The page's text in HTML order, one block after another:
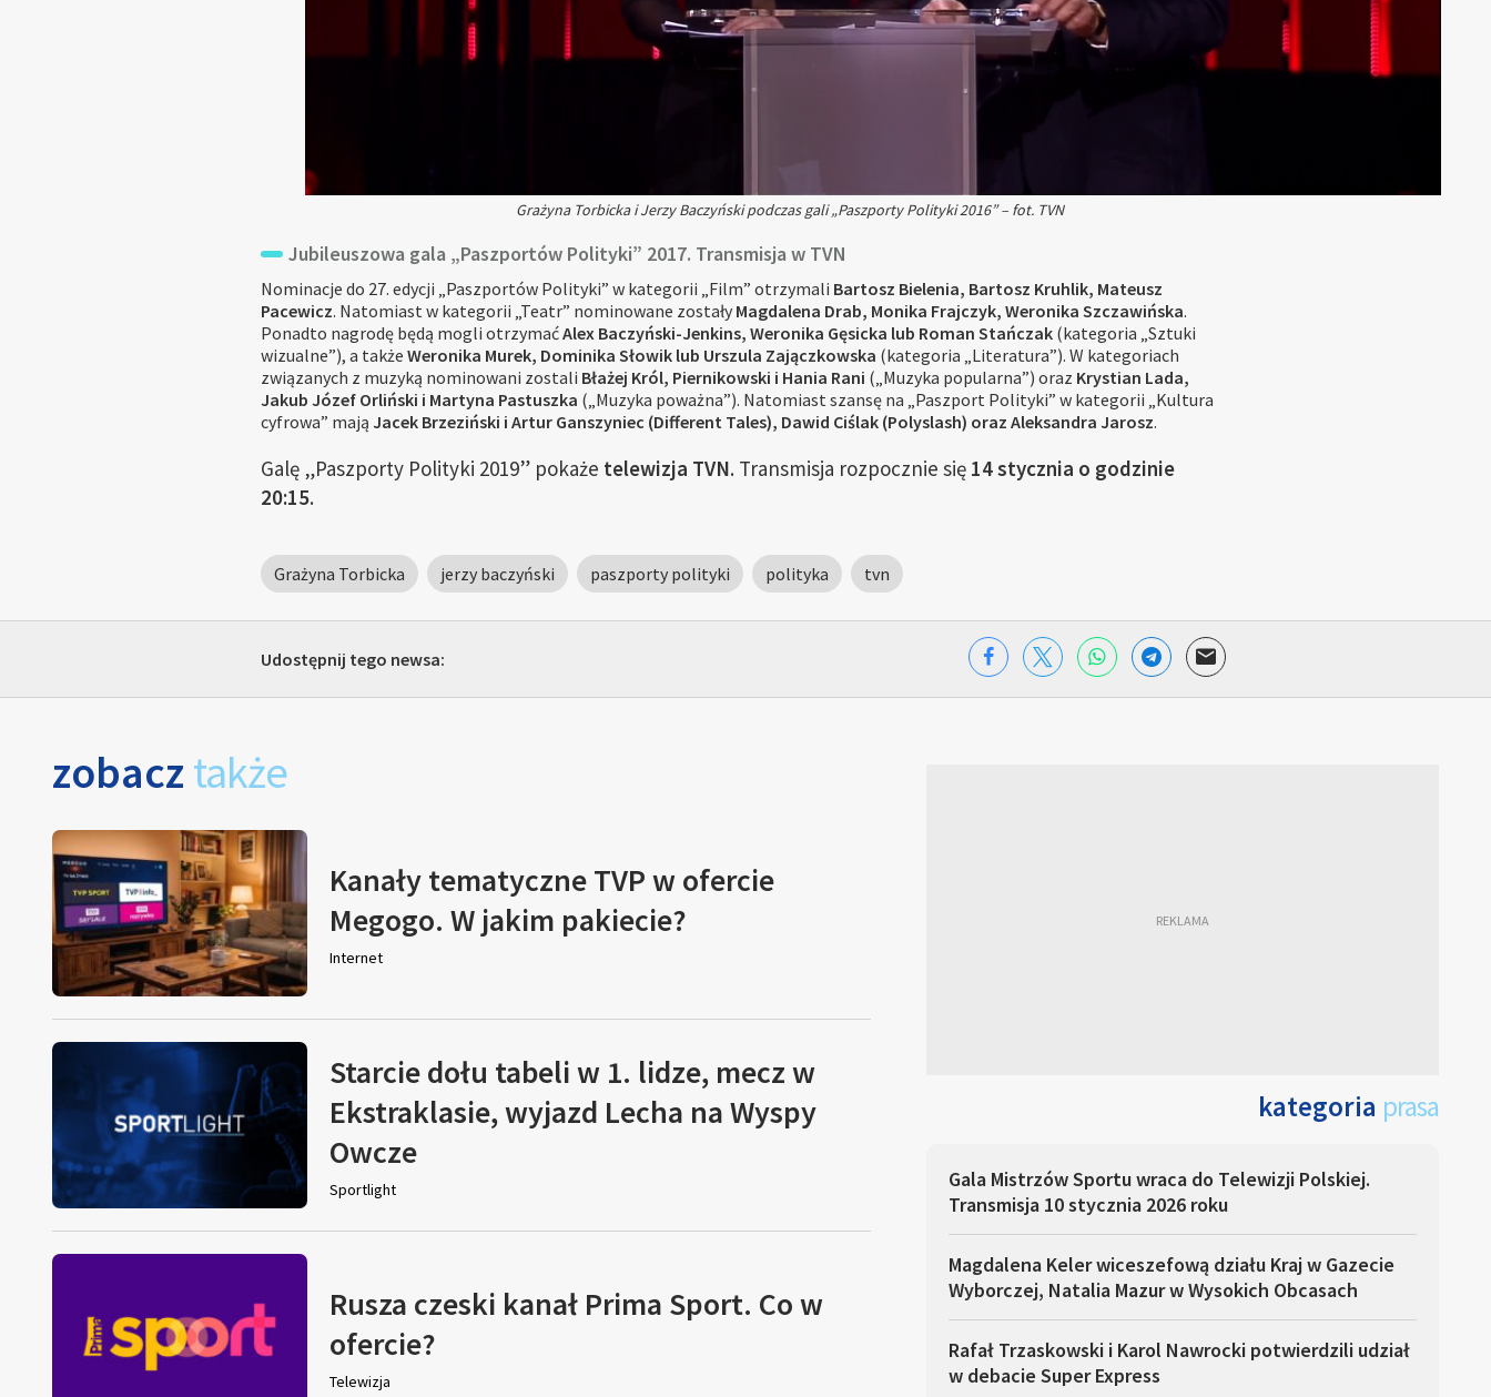
Grażyna Torbicka i Jerzy Baczyński podczas gali „Paszporty Polityki 2016” – fot. TVN
Jubileuszowa gala „Paszportów Polityki” 2017. Transmisja w TVN
Nominacje do 27. edycji „Paszportów Polityki” w kategorii „Film” otrzymali Bartosz Bielenia, Bartosz Kruhlik, Mateusz
Pacewicz. Natomiast w kategorii „Teatr” nominowane zostały Magdalena Drab, Monika Frajczyk, Weronika Szczawińska.
Ponadto nagrodę będą mogli otrzymaćAlex Baczyński-Jenkins, Weronika Gęsicka lub Roman Stańczak(kategoria „Sztuki
wizualne”), a także Weronika Murek, Dominika Słowik lub Urszula Zajączkowska (kategoria „Literatura”). W kategoriach
związanych z muzyką nominowani zostali Błażej Król, Piernikowski i Hania Rani („Muzyka popularna”) oraz Krystian Lada,
Jakub Józef Orliński i Martyna Pastuszka („Muzyka poważna”). Natomiast szansę na „Paszport Polityki” w kategorii „Kultura
cyfrowa” mają Jacek Brzeziński i Artur Ganszyniec (Different Tales), Dawid Ciślak (Polyslash) oraz Aleksandra Jarosz.
Galę „Paszporty Polityki 2019” pokaże telewizja TVN. Transmisja rozpocznie się 14 stycznia o godzinie
20:15.
Grażyna Torbicka jerzy baczyński paszporty polityki polityka tvn
Udostępnij tego newsa:
zobacz także
Kanały tematyczne TVP w ofercie
Megogo. W jakim pakiecie?
Internet
Starcie dołu tabeli w 1. lidze, mecz w
Ekstraklasie, wyjazd Lecha na Wyspy
Owcze
Sportlight
Rusza czeski kanał Prima Sport. Co w
ofercie?
Telewizja
kategoria prasa
Gala Mistrzów Sportu wraca do Telewizji Polskiej.
Transmisja 10 stycznia 2026 roku
Magdalena Keler wiceszefową działu Kraj w Gazecie
Wyborczej, Natalia Mazur w Wysokich Obcasach
Rafał Trzaskowski i Karol Nawrocki potwierdzili udział
w debacie Super Express